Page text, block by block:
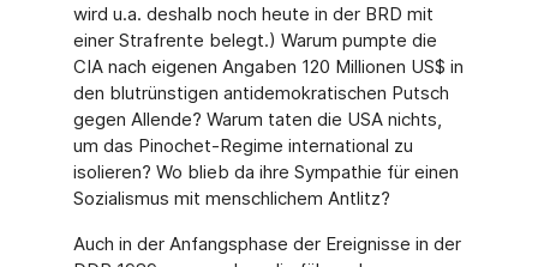
wird u.a. deshalb noch heute in der BRD mit
einer Strafrente belegt.) Warum pumpte die
CIA nach eigenen Angaben 120 Millionen US$ in
den blutrünstigen antidemokratischen Putsch
gegen Allende? Warum taten die USA nichts,
um das Pinochet-Regime international zu
isolieren? Wo blieb da ihre Sympathie für einen
Sozialismus mit menschlichem Antlitz?
Auch in der Anfangsphase der Ereignisse in der